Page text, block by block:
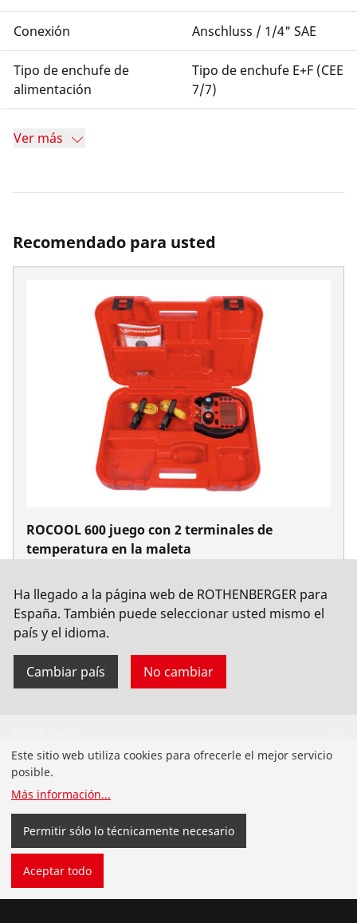
Conexión Anschluss / 1/4" SAE
Tipo de enchufe de
alimentación
Tipo de enchufe E+F (CEE
7/7)
Ver más
Recomendado para usted
ROCOOL 600 juego con 2 terminales de
temperatura en la maleta
Ha llegado a la página web de ROTHENBERGER para
España. También puede seleccionar usted mismo el
país y el idioma.
Cambiar país No cambiar
Instalación de tuberías
Servicio y mantenimiento de tuberías
Herramientas de ACR
Herramientas de fontanería de uso general
Este sitio web utiliza cookies para ofrecerle el mejor servicio
posible.
Más información...
Permitir sólo lo técnicamente necesario
Aceptar todo